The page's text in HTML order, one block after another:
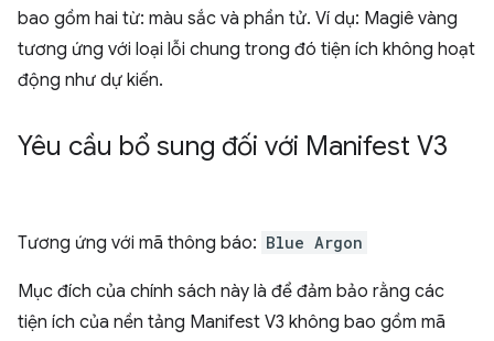
bao gồm hai từ: màu sắc và phần tử. Ví dụ: Magiê vàng
tương ứng với loại lỗi chung trong đó tiện ích không hoạt
động như dự kiến.
Yêu cầu bổ sung đối với Manifest V3
Tương ứng với mã thông báo: Blue Argon
Mục đích của chính sách này là để đảm bảo rằng các
tiện ích của nền tảng Manifest V3 không bao gồm mã